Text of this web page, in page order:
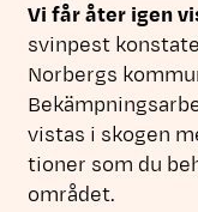
Vi får åter igen
svinpest
Norbergs
vistas i skogen
tioner som du
området.